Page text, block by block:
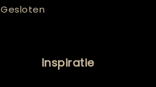
Gesloten
Inspiratie